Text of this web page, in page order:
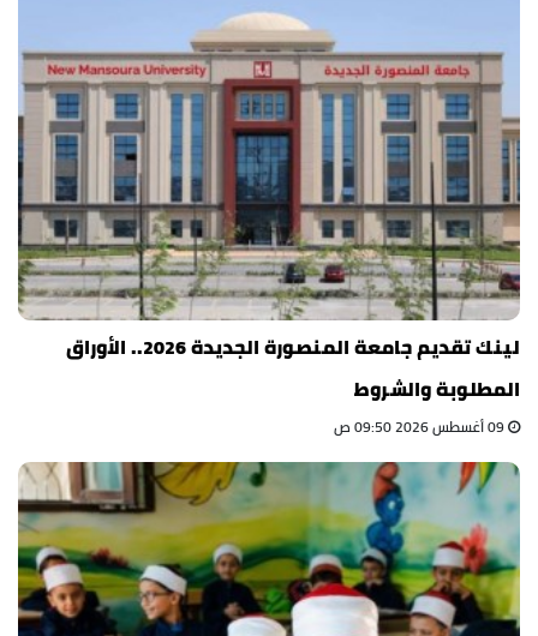
لينك تقديم جامعة المنصورة الجديدة 2026.. الأوراق
المطلوبة والشروط